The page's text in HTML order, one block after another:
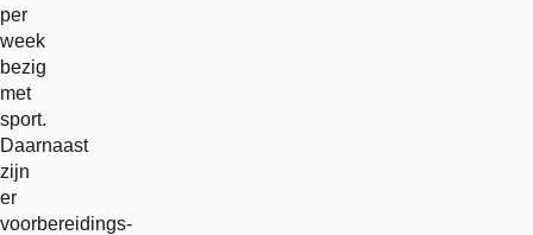
per
week
bezig
met
sport.
Daarnaast
zijn
er
voorbereidings-